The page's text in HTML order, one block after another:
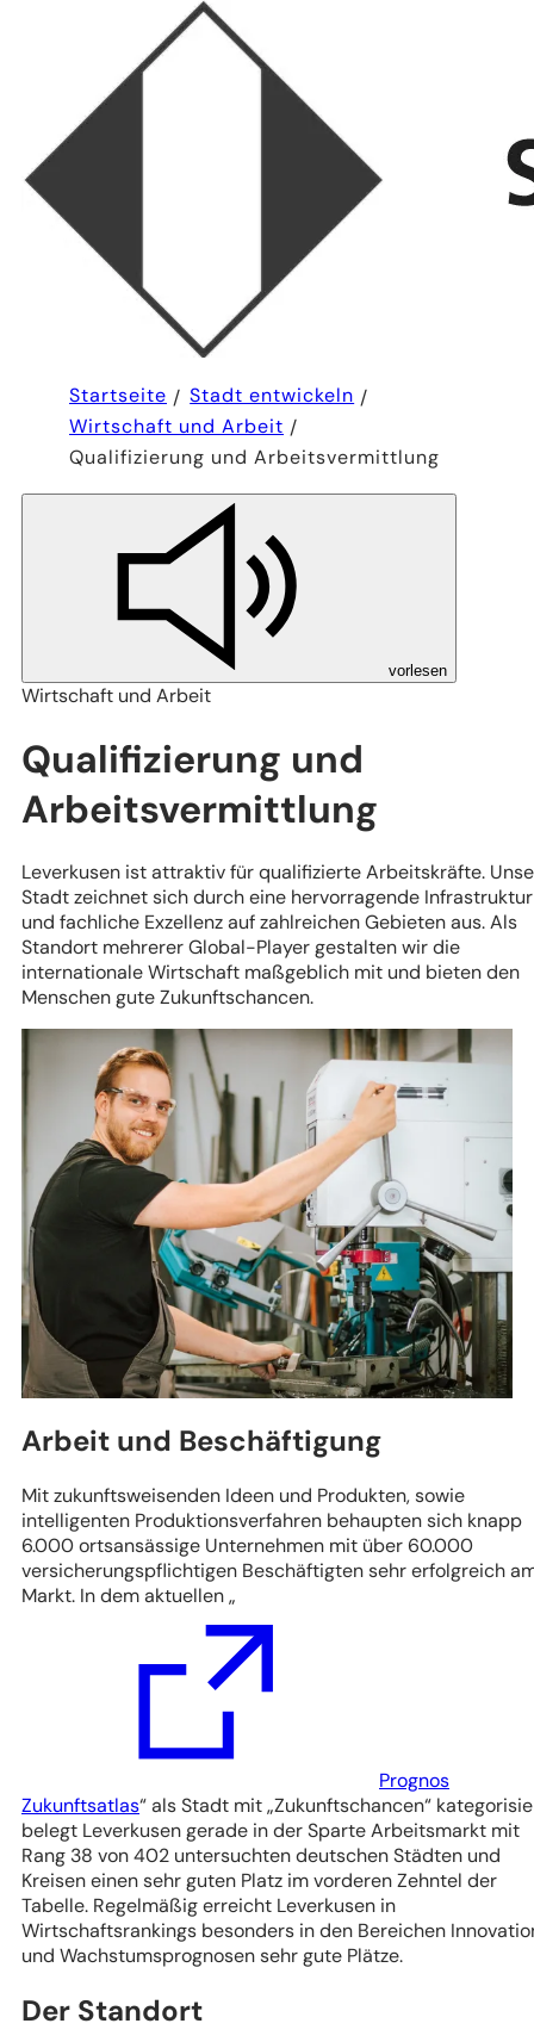
Startseite
Stadt entwickeln
Wirtschaft und Arbeit
Qualifizierung und Arbeitsvermittlung
vorlesen
Wirtschaft und Arbeit
Qualifizierung und
Arbeitsvermittlung
Leverkusen ist attraktiv für qualifizierte Arbeitskräfte.
Stadt zeichnet sich durch eine hervorragende Infrastruktur
und fachliche Exzellenz auf zahlreichen Gebieten aus. Als
Standort mehrerer Global-Player gestalten wir die
internationale Wirtschaft maßgeblich mit und bieten den
Menschen gute Zukunftschancen.
Arbeit und Beschäftigung
Mit zukunftsweisenden Ideen und Produkten, sowie
intelligenten Produktionsverfahren behaupten sich knapp
6.000 ortsansässige Unternehmen mit über 60.000
versicherungspflichtigen Beschäftigten sehr erfolgreich
Markt. In dem aktuellen „
Prognos
Zukunftsatlas
(Öffnet
einem
neuen
Tab)
“ als Stadt mit „Zukunftschancen“
belegt Leverkusen gerade in der Sparte Arbeitsmarkt mit
Rang 38 von 402 untersuchten deutschen Städten und
Kreisen einen sehr guten Platz im vorderen Zehntel der
Tabelle. Regelmäßig erreicht Leverkusen in
Wirtschaftsrankings besonders in den Bereichen
und Wachstumsprognosen sehr gute Plätze.
Der Standort